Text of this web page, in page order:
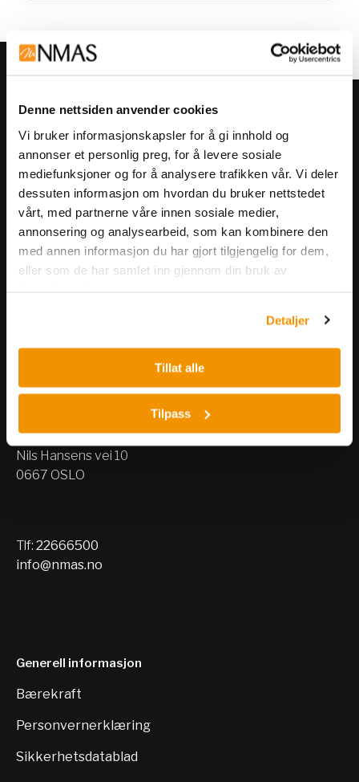
Denne nettsiden anvender cookies
Vi bruker informasjonskapsler for å gi innhold og
annonser et personlig preg, for å levere sosiale
mediefunksjoner og for å analysere trafikken vår. Vi deler
dessuten informasjon om hvordan du bruker nettstedet
vårt, med partnerne våre innen sosiale medier,
annonsering og analysearbeid, som kan kombinere den
med annen informasjon du har gjort tilgjengelig for dem,
eller som de har samlet inn gjennom din bruk av
Detaljer
Tillat alle
Tilpass
Meld deg på vårt nyhetsbrev!
Få informasjon om produkter,
arrangementer og kampanjer.
Meld på nyhetsbrev
Nerliens Meszansky AS
Nils Hansens vei 8
Lager:
Nils Hansens vei 10
0667 OSLO
Tlf: 22666500
info@nmas.no
Generell informasjon
Bærekraft
Personvernerklæring
Sikkerhetsdatablad